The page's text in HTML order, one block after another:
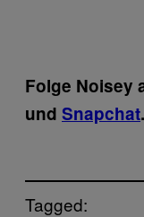
Folge Noisey
und Snapchat.
Tagged: